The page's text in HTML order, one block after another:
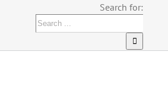
Search for: